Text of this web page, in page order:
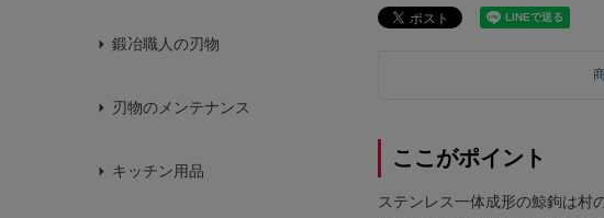
鍛冶職人の刃物
刃物のメンテナンス
キッチン用品
ここがポイント
ステンレス一体成形の鯨鉤は村